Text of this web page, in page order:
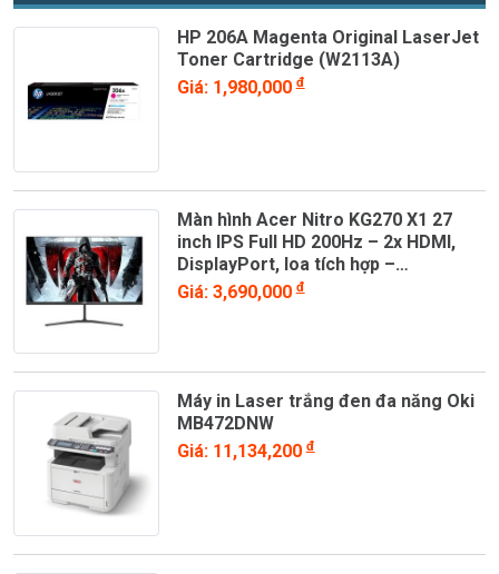
hệ thống máy tính của bạn một cách hiệu quả và an toàn. Sản
📍Website: https://giaiphapvanphong.vn
📞Hotline:0903 383 054
HP 206A Magenta Original LaserJet
Toner Cartridge (W2113A)
Giá: 1,980,000đ
Màn hình Acer Nitro KG270 X1 27
inch IPS Full HD 200Hz – 2x HDMI,
DisplayPort, loa tích hợp –
UM.HX0SV.101
Giá: 3,690,000đ
Máy in Laser trắng đen đa năng Oki
MB472DNW
Giá: 11,134,200đ